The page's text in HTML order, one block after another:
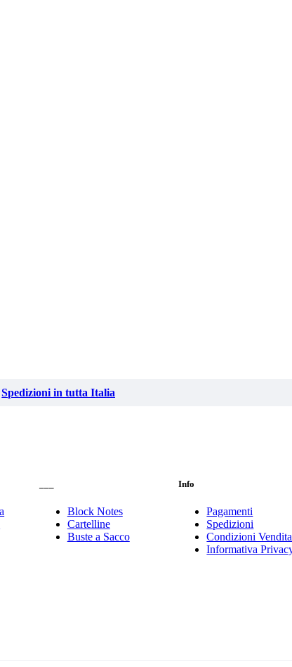
Spedizioni in tutta Italia
Block Notes
Cartelline
Buste a Sacco
Info
Pagamenti
Spedizioni
Condizioni Vendita
Informativa